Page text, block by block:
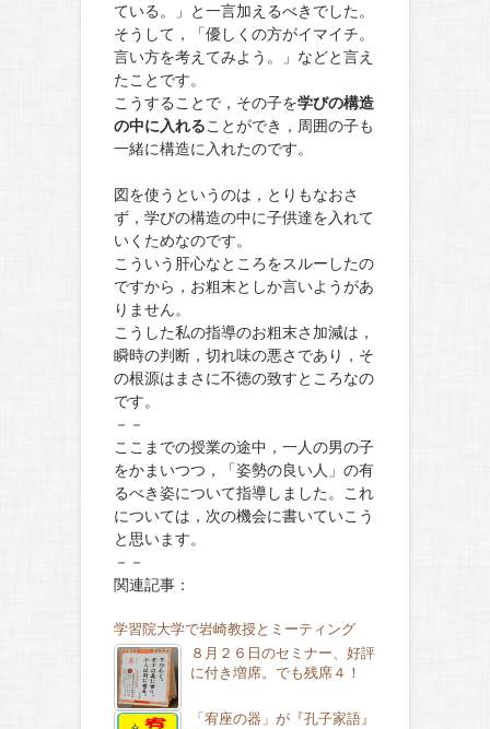
ている。」と一言加えるべきでした。
そうして，「優しくの方がイマイチ。
言い方を考えてみよう。」などと言え
たことです。
こうすることで，その子を学びの構造
の中に入れることができ，周囲の子も
一緒に構造に入れたのです。
図を使うというのは，とりもなおさ
ず，学びの構造の中に子供達を入れて
いくためなのです。
こういう肝心なところをスルーしたの
ですから，お粗末としか言いようがあ
りません。
こうした私の指導のお粗末さ加減は，
瞬時の判断，切れ味の悪さであり，そ
の根源はまさに不徳の致すところなの
です。
－－
ここまでの授業の途中，一人の男の子
をかまいつつ，「姿勢の良い人」の有
るべき姿について指導しました。これ
については，次の機会に書いていこう
と思います。
－－
関連記事：
学習院大学で岩崎教授とミーティング
８月２６日のセミナー、好評
に付き増席。でも残席４！
「宥座の器」が『孔子家語』